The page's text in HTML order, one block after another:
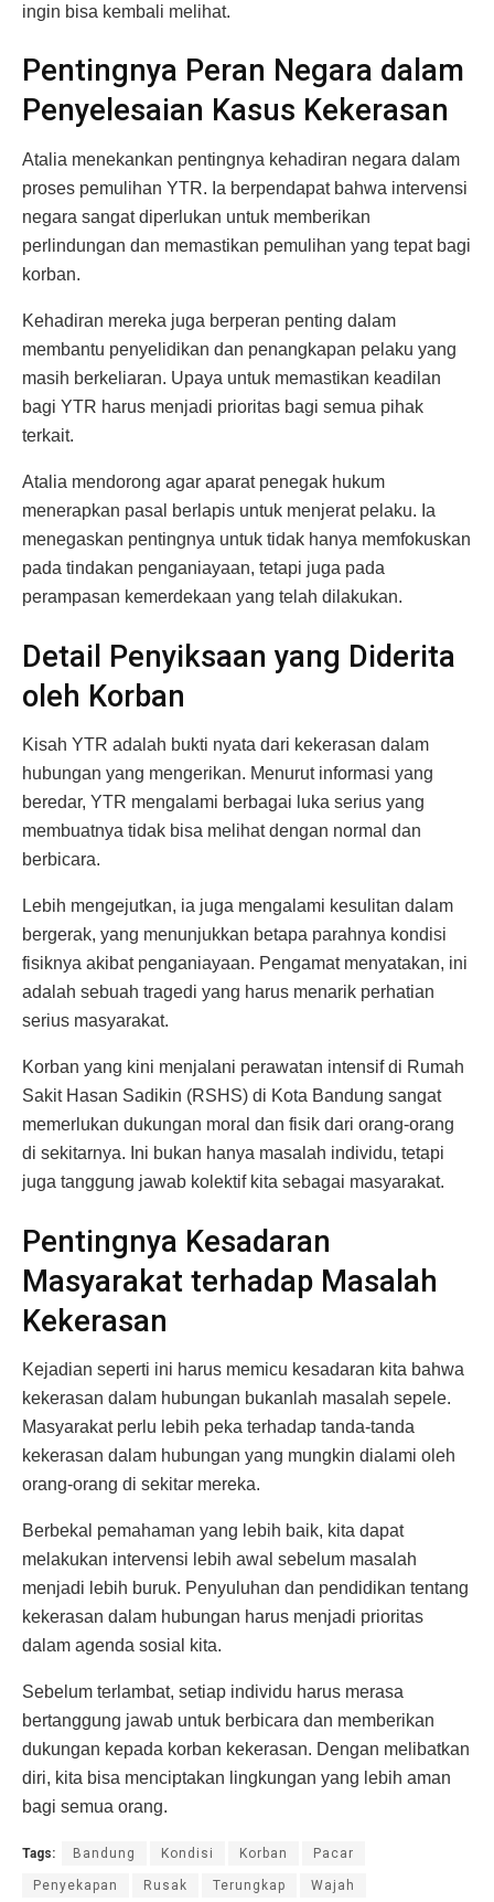
ingin bisa kembali melihat.
Pentingnya Peran Negara dalam
Penyelesaian Kasus Kekerasan
Atalia menekankan pentingnya kehadiran negara dalam
proses pemulihan YTR. Ia berpendapat bahwa intervensi
negara sangat diperlukan untuk memberikan
perlindungan dan memastikan pemulihan yang tepat bagi
korban.
Kehadiran mereka juga berperan penting dalam
membantu penyelidikan dan penangkapan pelaku yang
masih berkeliaran. Upaya untuk memastikan keadilan
bagi YTR harus menjadi prioritas bagi semua pihak
terkait.
Atalia mendorong agar aparat penegak hukum
menerapkan pasal berlapis untuk menjerat pelaku. Ia
menegaskan pentingnya untuk tidak hanya memfokuskan
pada tindakan penganiayaan, tetapi juga pada
perampasan kemerdekaan yang telah dilakukan.
Detail Penyiksaan yang Diderita
oleh Korban
Kisah YTR adalah bukti nyata dari kekerasan dalam
hubungan yang mengerikan. Menurut informasi yang
beredar, YTR mengalami berbagai luka serius yang
membuatnya tidak bisa melihat dengan normal dan
berbicara.
Lebih mengejutkan, ia juga mengalami kesulitan dalam
bergerak, yang menunjukkan betapa parahnya kondisi
fisiknya akibat penganiayaan. Pengamat menyatakan, ini
adalah sebuah tragedi yang harus menarik perhatian
serius masyarakat.
Korban yang kini menjalani perawatan intensif di Rumah
Sakit Hasan Sadikin (RSHS) di Kota Bandung sangat
memerlukan dukungan moral dan fisik dari orang-orang
di sekitarnya. Ini bukan hanya masalah individu, tetapi
juga tanggung jawab kolektif kita sebagai masyarakat.
Pentingnya Kesadaran
Masyarakat terhadap Masalah
Kekerasan
Kejadian seperti ini harus memicu kesadaran kita bahwa
kekerasan dalam hubungan bukanlah masalah sepele.
Masyarakat perlu lebih peka terhadap tanda-tanda
kekerasan dalam hubungan yang mungkin dialami oleh
orang-orang di sekitar mereka.
Berbekal pemahaman yang lebih baik, kita dapat
melakukan intervensi lebih awal sebelum masalah
menjadi lebih buruk. Penyuluhan dan pendidikan tentang
kekerasan dalam hubungan harus menjadi prioritas
dalam agenda sosial kita.
Sebelum terlambat, setiap individu harus merasa
bertanggung jawab untuk berbicara dan memberikan
dukungan kepada korban kekerasan. Dengan melibatkan
diri, kita bisa menciptakan lingkungan yang lebih aman
bagi semua orang.
Tags: Bandung Kondisi Korban Pacar
Penyekapan Rusak Terungkap Wajah